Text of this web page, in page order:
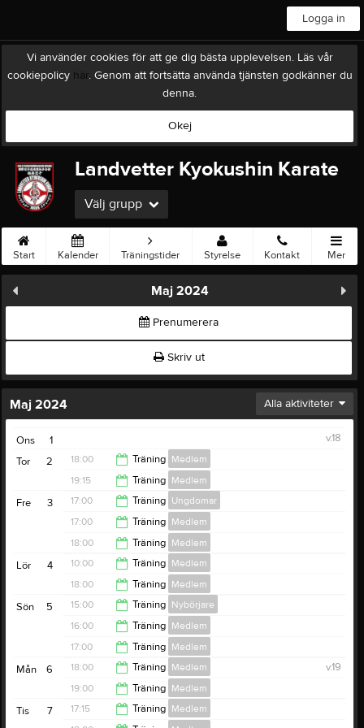
Logga in
Vi använder cookies för att ge dig bästa upplevelsen. Läs vår
cookiepolicy här. Genom att fortsätta använda tjänsten godkänner du
denna.
Okej
Landvetter Kyokushin Karate
Välj grupp
Start Kalender Träningstider Styrelse Kontakt Mer
Maj 2024
Prenumerera
Skriv ut
Maj 2024 Alla aktiviteter
1
Ons
v.18
2
Tor 18:00 Träning Medlem
19:15
19:15 Träning Medlem
20:30
3
Fre 17:00 Träning Ungdomar
18:15
17:00 Träning Medlem
18:00
18:00 Träning Medlem
19:00
4
Lör 10:00 Träning Medlem
11:00
18:00 Träning Medlem
19:00
5
Sön 15:00 Träning Nybörjare
16:00
16:00 Träning Medlem
17:00
17:00 Träning Medlem
18:30
6
Mån v.19
18:00 Träning Medlem
19:00
19:00 Träning Medlem
7
Tis 17:15 Träning Medlem